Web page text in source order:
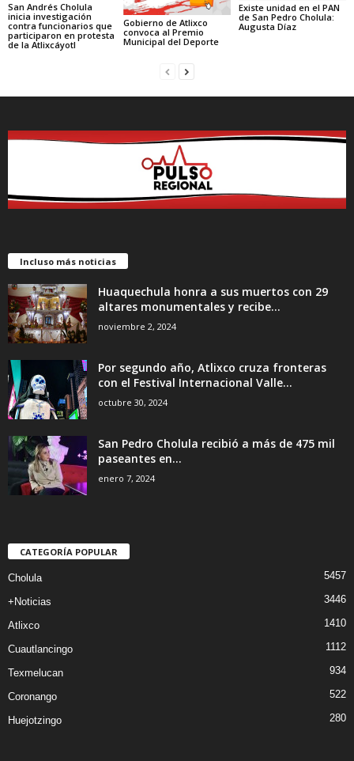
San Andrés Cholula
inicia investigación
contra funcionarios que
participaron en protesta
de la Atlixcáyotl
Gobierno de Atlixco
convoca al Premio
Municipal del Deporte
Existe unidad en el PAN
de San Pedro Cholula:
Augusta Díaz
Incluso más noticias
Huaquechula honra a sus muertos con 29
altares monumentales y recibe...
noviembre 2, 2024
Por segundo año, Atlixco cruza fronteras
con el Festival Internacional Valle...
octubre 30, 2024
San Pedro Cholula recibió a más de 475 mil
paseantes en...
enero 7, 2024
CATEGORÍA POPULAR
Cholula 5457
+Noticias 3446
Atlixco 1410
Cuautlancingo 1112
Texmelucan 934
Coronango 522
Huejotzingo 280